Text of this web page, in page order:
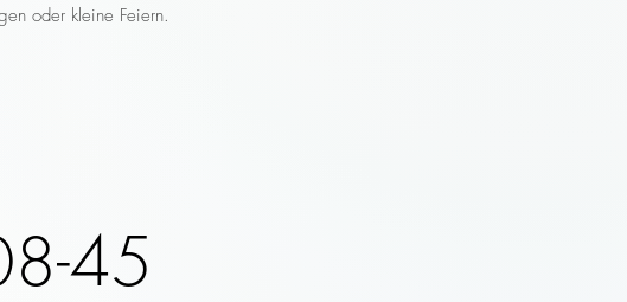
oder kleine Feiern.
45